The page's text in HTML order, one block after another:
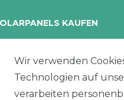
KAUFEN
Solar Module
Wir verwenden
Technologien auf
verarbeiten